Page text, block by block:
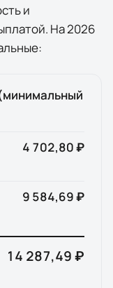
и
На2026
4 702,80 ₽
9 584,69 ₽
14 287,49 ₽